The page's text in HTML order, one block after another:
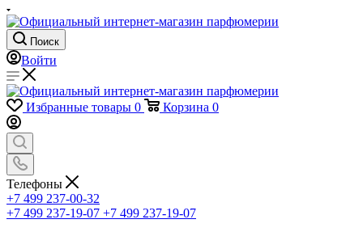
Поиск
Войти
Избранные товары 0 Корзина 0
Телефоны
+7 499 237-00-32
+7 499 237-19-07 +7 499 237-19-07